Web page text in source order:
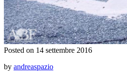
Posted on 14 settembre 2016
by andreaspazio